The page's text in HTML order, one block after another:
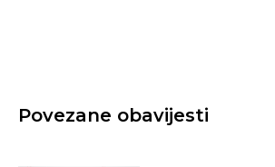
Povezane obavijesti